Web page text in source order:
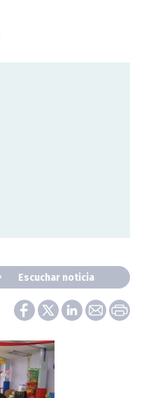
Escuchar noticia